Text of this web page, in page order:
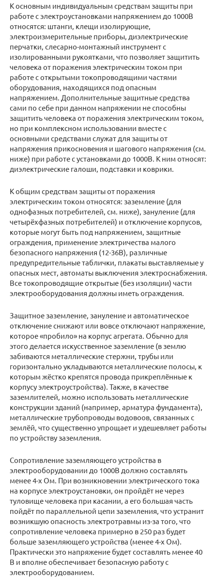
К основным индивидуальным средствам защиты при
работе с электроустановками напряжением до 1000В
относятся: штанги, клещи изолирующие,
электроизмерительные приборы, диэлектрические
перчатки, слесарно-монтажный инструмент с
изолированными рукоятками, что позволяет защитить
человека от поражения электрическим током при
работе с открытыми токопроводящими частями
оборудования, находящихся под опасным
напряжением. Дополнительные защитные средства
сами по себе при данном напряжении не способны
защитить человека от поражения электрическим током,
но при комплексном использовании вместе с
основными средствами служат для защиты от
напряжения прикосновения и шагового напряжения (см.
ниже) при работе с установками до 1000В. К ним относят:
диэлектрические галоши, подставки и коврики.
К общим средствам защиты от поражения
электрическим током относятся: заземление (для
однофазных потребителей, см. ниже), зануление (для
четырёхфазных потребителей) и отключение корпусов,
которые могут быть под напряжением, защитные
ограждения, применение электричества малого
безопасного напряжения (12-36В), различные
предупредительные таблички, плакаты выставляемые у
опасных мест, автоматы выключения электроснабжения.
Все токопроводящие открытые (без изоляции) части
электрооборудования должны иметь ограждения.
Защитное заземление, зануление и автоматическое
отключение снижают или вовсе отключают напряжение,
которое «пробило» на корпус агрегата. Обычно для
этого делается искусственное заземление (в землю
забиваются металлические стержни, трубы или
горизонтально укладываются металлические полосы, к
которым жёстко крепятся провода прикреплённые к
корпусу электроустройства). Также, в качестве
заземлителей, можно использовать металлические
конструкции зданий (например, арматура фундамента),
металлические трубопроводы водовоов, связанных с
землёй, что существенно упрощает и удешевляет работы
по устройству заземления.
Сопротивление заземляющего устройства в
электрооборудовании до 1000В должно составлять
менее 4-х Ом. При возникновении электрического тока
на корпусе электроустановки, он пройдёт не через
туловище человека при касании, а его большая часть
пойдёт по параллельной цепи заземления, что устранит
возникшую опасность электротравмы из-за того, что
сопротивление человека примерно в 250 раз будет
больше заземляющего устройства (менее 4-х Ом).
Практически это напряжение будет составлять менее 40
В и вполне обеспечивает безопасную работу с
электрооборудованием.